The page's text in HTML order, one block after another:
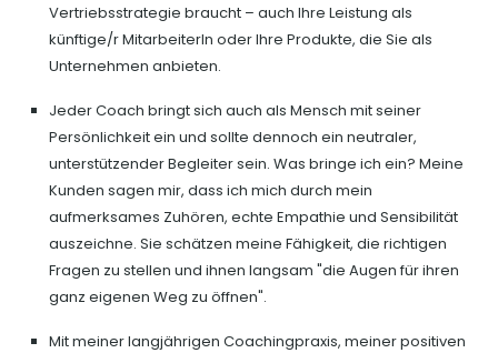
Vertriebsstrategie braucht – auch Ihre Leistung als
künftige/r MitarbeiterIn oder Ihre Produkte, die Sie als
Unternehmen anbieten.
Jeder Coach bringt sich auch als Mensch mit seiner
Persönlichkeit ein und sollte dennoch ein neutraler,
unterstützender Begleiter sein. Was bringe ich ein? Meine
Kunden sagen mir, dass ich mich durch mein
aufmerksames Zuhören, echte Empathie und Sensibilität
auszeichne. Sie schätzen meine Fähigkeit, die richtigen
Fragen zu stellen und ihnen langsam "die Augen für ihren
ganz eigenen Weg zu öffnen".
Mit meiner langjährigen Coachingpraxis, meiner positiven